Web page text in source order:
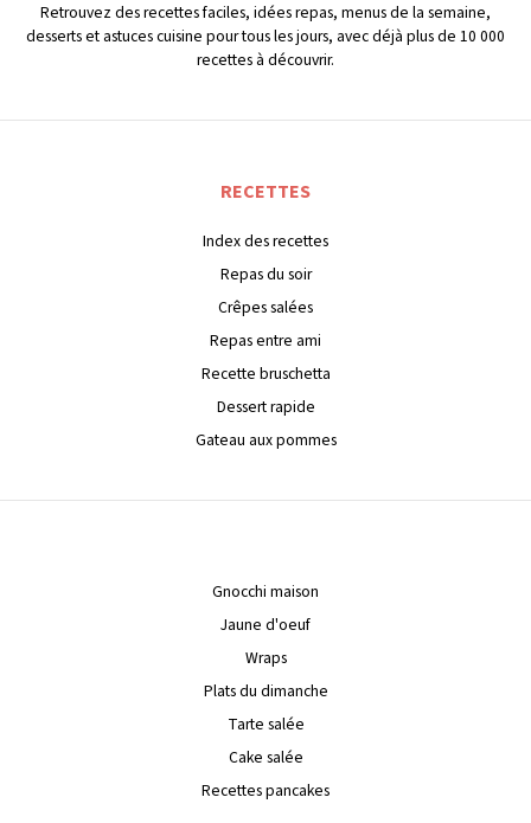
Retrouvez des recettes faciles, idées repas, menus de la semaine,
desserts et astuces cuisine pour tous les jours, avec déjà plus de 10 000
recettes à découvrir.
RECETTES
Index des recettes
Repas du soir
Crêpes salées
Repas entre ami
Recette bruschetta
Dessert rapide
Gateau aux pommes
Gnocchi maison
Jaune d'oeuf
Wraps
Plats du dimanche
Tarte salée
Cake salée
Recettes pancakes